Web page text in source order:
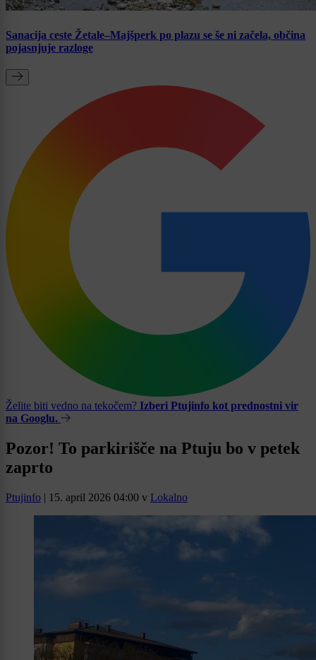
Sanacija ceste Žetale–Majšperk po plazu se še ni začela, občina
pojasnjuje razloge
Želite biti vedno na tekočem? Izberi Ptujinfo kot prednostni vir
na Googlu.
Pozor! To parkirišče na Ptuju bo v petek
zaprto
Ptujinfo | 15. april 2026 04:00 v Lokalno